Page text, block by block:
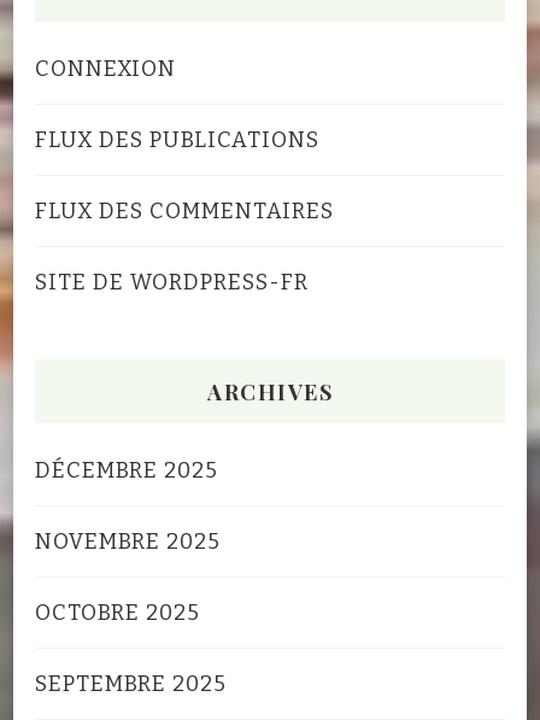
CONNEXION
FLUX DES PUBLICATIONS
FLUX DES COMMENTAIRES
SITE DE WORDPRESS-FR
ARCHIVES
DÉCEMBRE 2025
NOVEMBRE 2025
OCTOBRE 2025
SEPTEMBRE 2025